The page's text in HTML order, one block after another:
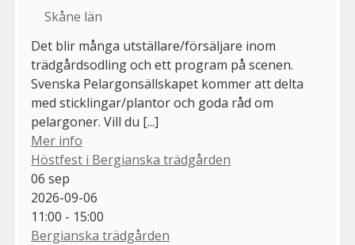
Skåne län
Det blir många utställare/försäljare inom
trädgårdsodling och ett program på scenen.
Svenska Pelargonsällskapet kommer att delta
med sticklingar/plantor och goda råd om
pelargoner. Vill du [...]
Mer info
Höstfest i Bergianska trädgården
06 sep
2026-09-06
11:00 - 15:00
Bergianska trädgården